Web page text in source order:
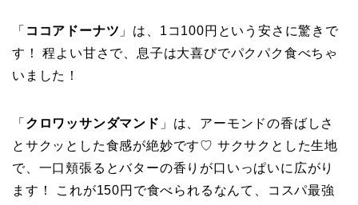
「 ココアドーナツ 」は、1コ100円という安さに驚きで
す！ 程よい甘さで、息子は大喜びでパクパク食べちゃ
いました！
「 クロワッサンダマンド 」は、アーモンドの香ばしさ
とサクッとした食感が絶妙です♡ サクサクとした生地
で、一口頬張るとバターの香りが口いっぱいに広がり
ます！ これが150円で食べられるなんて、コスパ最強